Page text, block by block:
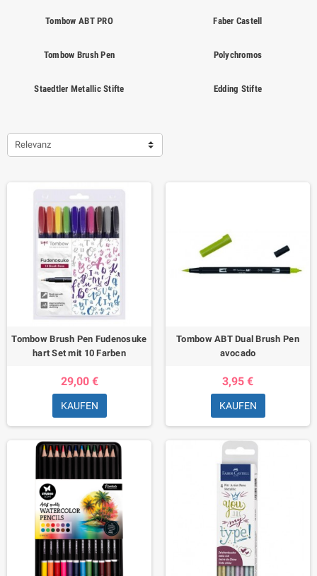
Tombow ABT PRO Faber Castell
Tombow Brush Pen Polychromos
Staedtler Metallic Stifte Edding Stifte
Relevanz
Tombow Brush Pen Fudenosuke
hart Set mit 10 Farben
29,00 €
KAUFEN
Tombow ABT Dual Brush Pen
avocado
3,95 €
KAUFEN